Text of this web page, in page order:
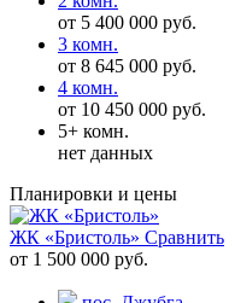
от 5 400 000 руб.
3 комн.
от 8 645 000 руб.
4 комн.
от 10 450 000 руб.
5+ комн.
нет данных
Планировки и цены
ЖК «Бристоль» Сравнить
от 1 500 000 руб.